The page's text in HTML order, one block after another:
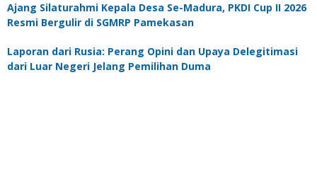
Ajang Silaturahmi Kepala Desa Se-Madura, PKDI Cup II 2026
Resmi Bergulir di SGMRP Pamekasan
Laporan dari Rusia: Perang Opini dan Upaya Delegitimasi
dari Luar Negeri Jelang Pemilihan Duma